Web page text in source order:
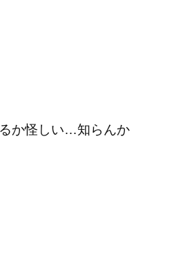
か怪しい…知らんか